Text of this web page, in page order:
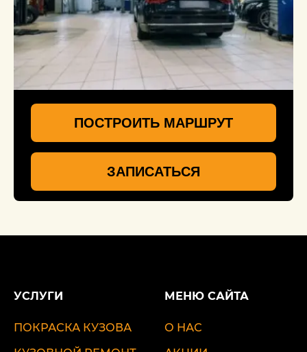
ПОСТРОИТЬ МАРШРУТ
ЗАПИСАТЬСЯ
УСЛУГИ
ПОКРАСКА КУЗОВА
МЕНЮ САЙТА
О НАС